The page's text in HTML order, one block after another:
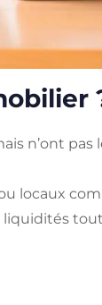
n’ont pas
locaux